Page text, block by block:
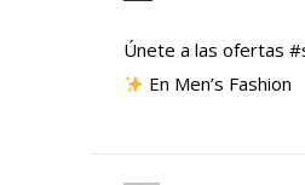
Únete a las ofertas
En Men’s Fashion